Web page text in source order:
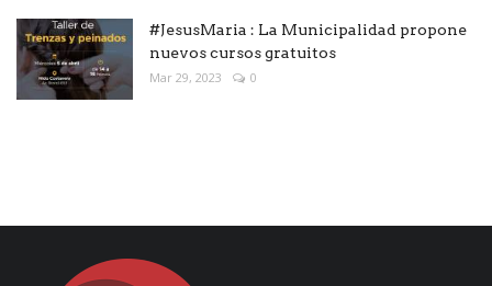
#JesusMaria : La Municipalidad propone
nuevos cursos gratuitos
Mar 29, 2023 0